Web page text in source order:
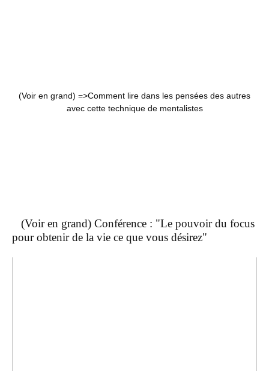
(Voir en grand) =>Comment lire dans les pensées des autres
avec cette technique de mentalistes
(Voir en grand) Conférence : "Le pouvoir du focus
pour obtenir de la vie ce que vous désirez"